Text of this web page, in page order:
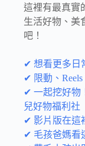
這裡有最真實
生活好物、美
吧！
✔ 想看更多日
✔ 限動、
✔ 一起挖好物
兒好物福利社
✔ 影片版在這
✔ 毛孩爸媽看